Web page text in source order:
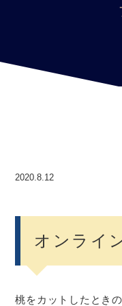
2020.8.12
オンライ
桃をカットしたとき